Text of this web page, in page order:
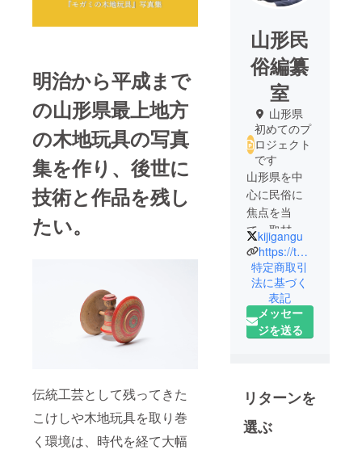
明治から平成まで
の山形県最上地方
の木地玩具の写真
集を作り、後世に
技術と作品を残し
たい。
伝統工芸として残ってきた
こけしや木地玩具を取り巻
く環境は、時代を経て大幅
山形民
俗編纂
室
山形県
初めてのプ
ロジェクト
です
山形県を中
心に民俗に
焦点を当
て、取材や
写真撮影を
行っていま
す。そして
取材・撮影
を通じて地
域の文化伝
集や書籍の
製作等の活
動を行って
kijigangu
https://takaakimatsuda.jp/
特定商取引
法に基づく
表記
メッセー
ジを送る
リターンを
選ぶ